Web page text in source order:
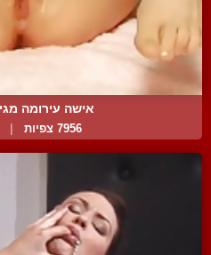
אישה עירומה
7956 צפיות